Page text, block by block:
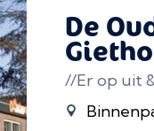
De
//Er op uit